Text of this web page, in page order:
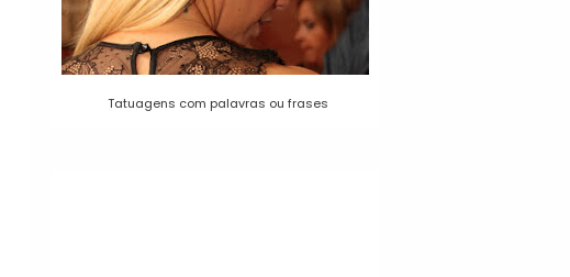
Tatuagens com palavras ou frases